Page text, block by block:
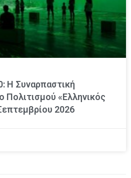
Η Συναρπαστική
Πολιτισμού «Ελληνικός
2026